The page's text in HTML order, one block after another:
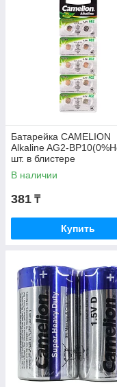
Батарейка CAMELION
Alkaline AG2-
шт. в блистере
В наличии
381 ₸
Купить